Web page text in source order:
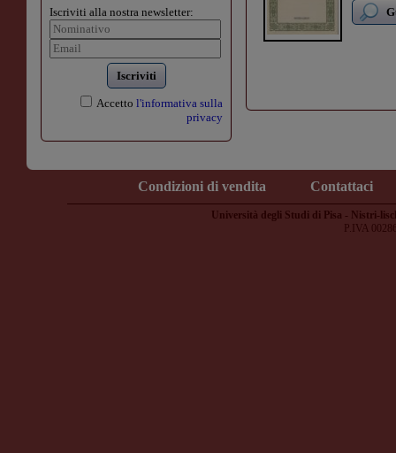
Iscriviti alla nostra newsletter:
Iscriviti
Accetto l'informativa sulla
privacy
Condizioni di vendita Contattaci
Università degli Studi di Pisa - Nistri-
P.IVA